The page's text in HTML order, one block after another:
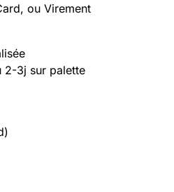
ou Virement
2-3j sur palette